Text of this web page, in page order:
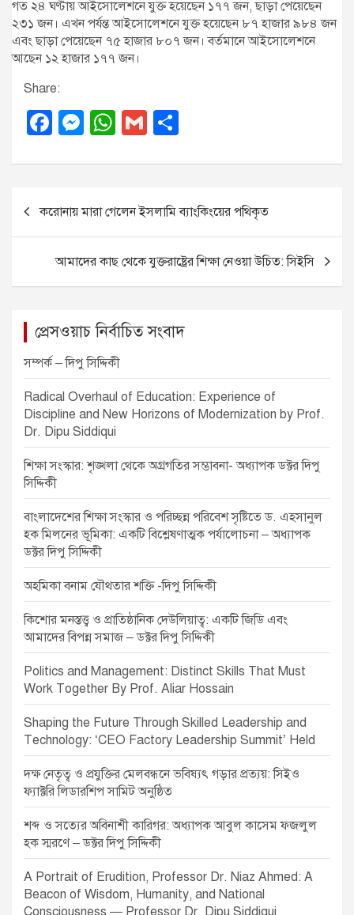
গত ২৪ ঘণ্টায় আইসোলেশনে যুক্ত হয়েছেন ১৭৭ জন, ছাড়া পেয়েছেন
২৩১ জন। এখন পর্যন্ত আইসোলেশনে যুক্ত হয়েছেন ৮৭ হাজার ৯৮৪ জন
এবং ছাড়া পেয়েছেন ৭৫ হাজার ৮০৭ জন। বর্তমানে আইসোলেশনে
আছেন ১২ হাজার ১৭৭ জন।
Share:
F
c
e
b
o
o
M
ss
e
n
g
er
W
at
s
A
p
p
G
ail ar
e
করোনায় মারা গেলেন ইসলামি ব্যাংকিংয়ের পথিকৃত
আমাদের কাছ থেকে যুক্তরাষ্ট্রের শিক্ষা নেওয়া উচিত: সিইসি
প্রেসওয়াচ নির্বাচিত সংবাদ
সম্পর্ক – দিপু সিদ্দিকী
Radical Overhaul of Education: Experience of
Discipline and New Horizons of Modernization by Prof.
Dr. Dipu Siddiqui
শিক্ষা সংস্কার: শৃঙ্খলা থেকে অগ্রগতির সম্ভাবনা- অধ্যাপক ডক্টর দিপু
সিদ্দিকী
বাংলাদেশের শিক্ষা সংস্কার ও পরিচ্ছন্ন পরিবেশ সৃষ্টিতে ড. এহসানুল
হক মিলনের ভূমিকা: একটি বিশ্লেষণাত্মক পর্যালোচনা – অধ্যাপক
ডক্টর দিপু সিদ্দিকী
অহমিকা বনাম যৌথতার শক্তি -দিপু সিদ্দিকী
কিশোর মনস্তত্ত্ব ও প্রাতিষ্ঠানিক দেউলিয়াত্ব: একটি জিডি এবং
আমাদের বিপন্ন সমাজ – ডক্টর দিপু সিদ্দিকী
Politics and Management: Distinct Skills That Must
Work Together By Prof. Aliar Hossain
Shaping the Future Through Skilled Leadership and
Technology: ‘CEO Factory Leadership Summit’ Held
দক্ষ নেতৃত্ব ও প্রযুক্তির মেলবন্ধনে ভবিষ্যৎ গড়ার প্রত্যয়: সিইও
ফ্যাক্টরি লিডারশিপ সামিট অনুষ্ঠিত
শব্দ ও সত্যের অবিনাশী কারিগর: অধ্যাপক আবুল কাসেম ফজলুল
হক স্মরণে – ডক্টর দিপু সিদ্দিকী
A Portrait of Erudition, Professor Dr. Niaz Ahmed: A
Beacon of Wisdom, Humanity, and National